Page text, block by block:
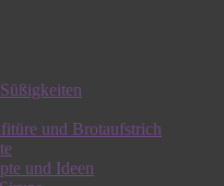
und Brotaufstrich
und Ideen